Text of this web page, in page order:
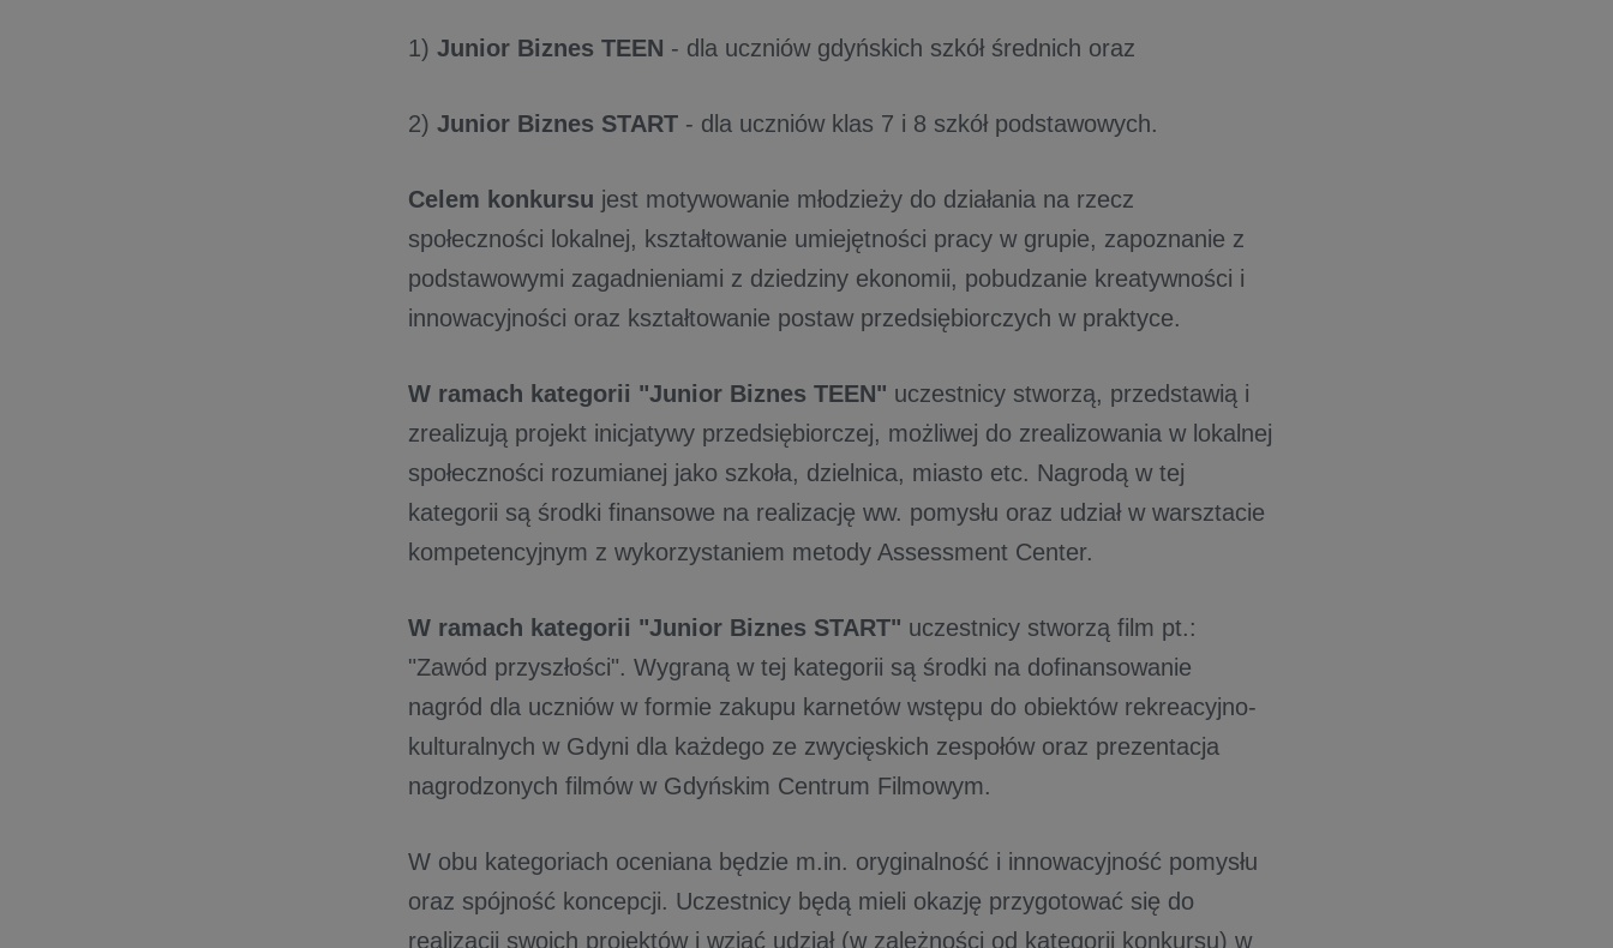
1) Junior Biznes TEEN - dla uczniów gdyńskich szkół średnich oraz
2) Junior Biznes START - dla uczniów klas 7 i 8 szkół podstawowych.
Celem konkursu jest motywowanie młodzieży do działania na rzecz
społeczności lokalnej, kształtowanie umiejętności pracy w grupie, zapoznanie z
podstawowymi zagadnieniami z dziedziny ekonomii, pobudzanie kreatywności i
innowacyjności oraz kształtowanie postaw przedsiębiorczych w praktyce.
W ramach kategorii "Junior Biznes TEEN" uczestnicy stworzą, przedstawią i
zrealizują projekt inicjatywy przedsiębiorczej, możliwej do zrealizowania w lokalnej
społeczności rozumianej jako szkoła, dzielnica, miasto etc. Nagrodą w tej
kategorii są środki finansowe na realizację ww. pomysłu oraz udział w warsztacie
kompetencyjnym z wykorzystaniem metody Assessment Center.
W ramach kategorii "Junior Biznes START" uczestnicy stworzą film pt.:
"Zawód przyszłości". Wygraną w tej kategorii są środki na dofinansowanie
nagród dla uczniów w formie zakupu karnetów wstępu do obiektów rekreacyjno-
kulturalnych w Gdyni dla każdego ze zwycięskich zespołów oraz prezentacja
nagrodzonych filmów w Gdyńskim Centrum Filmowym.
W obu kategoriach oceniana będzie m.in. oryginalność i innowacyjność pomysłu
oraz spójność koncepcji. Uczestnicy będą mieli okazję przygotować się do
realizacji swoich projektów i wziąć udział (w zależności od kategorii konkursu) w